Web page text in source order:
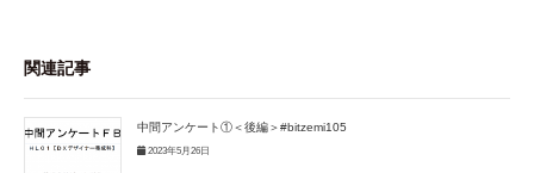
関連記事
中間アンケート①＜後編＞#bitzemi105
2023年5月26日